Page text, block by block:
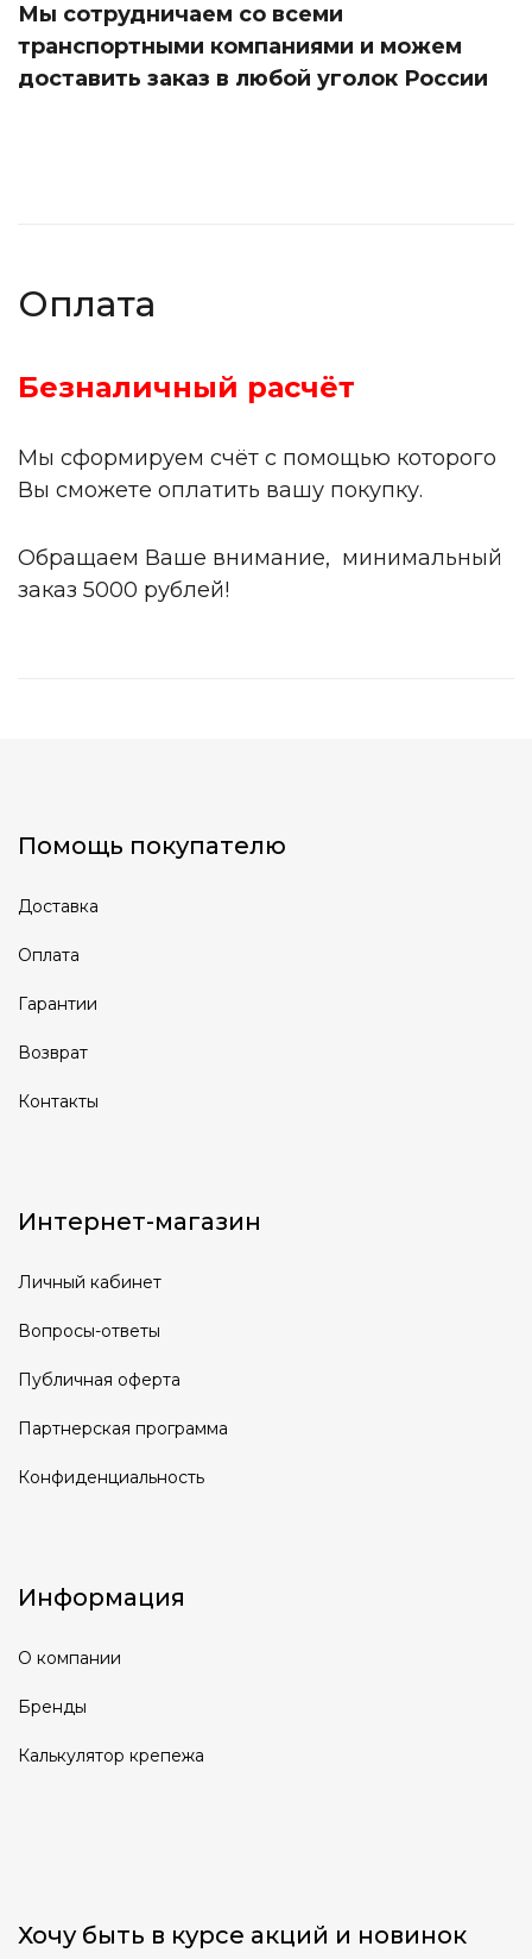
Мы сотрудничаем со всеми
транспортными компаниями и можем
доставить заказ в любой уголок России
Оплата
Безналичный расчёт
Мы сформируем счёт с помощью которого
Вы сможете оплатить вашу покупку.
Обращаем Ваше внимание, минимальный
заказ 5000 рублей!
Помощь покупателю
Доставка
Оплата
Гарантии
Возврат
Контакты
Интернет-магазин
Личный кабинет
Вопросы-ответы
Публичная оферта
Партнерская программа
Конфиденциальность
Информация
О компании
Бренды
Калькулятор крепежа
Хочу быть в курсе акций и новинок